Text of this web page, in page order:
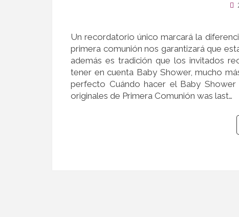
Un recordatorio único marcará la
primera comunión nos garantizará que
además es tradición que los invitados
tener en cuenta Baby Shower, mucho
perfecto Cuándo hacer el Baby
originales de Primera Comunión was last…